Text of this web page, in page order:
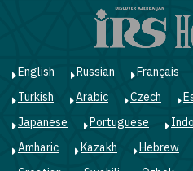
English Russian Français
Turkish
Arabic Czech
Japanese
Portuguese
Amharic
Kazakh Hebrew